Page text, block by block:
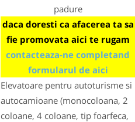
padure
daca doresti ca afacerea ta sa
fie promovata aici te rugam
contacteaza-ne completand
formularul de aici
Elevatoare pentru autoturisme si
autocamioane (monocoloana, 2
coloane, 4 coloane, tip foarfeca,